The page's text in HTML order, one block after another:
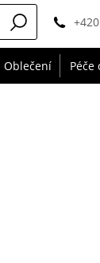
Oblečení Péče